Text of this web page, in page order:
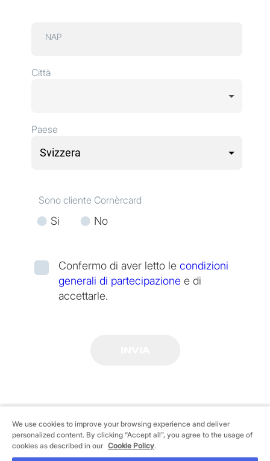
NAP
Città
Paese
Sono cliente Cornèrcard
Si No
Confermo di aver letto le condizioni
generali di partecipazione e di
accettarle.
©2026 Cornèrcard - Cornèr Banca SA, Cornèrcard,
Via Canova 16, 6901 Lugano
We use cookies to improve your browsing experience and deliver
personalized content. By clicking “Accept all”, you agree to the usage of
cookies as described in our Cookie Policy.